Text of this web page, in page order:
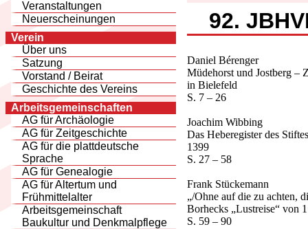
Veranstaltungen
Neuerscheinungen
Verein
Über uns
Satzung
Vorstand / Beirat
Geschichte des Vereins
Arbeitsgemeinschaften
AG für Archäologie
AG für Zeitgeschichte
AG für die plattdeutsche
Sprache
AG für Genealogie
AG für Altertum und
Frühmittelalter
Arbeitsgemeinschaft
Baukultur und Denkmalpflege
92.
Daniel Bérenger
Müdehorst und Jostberg –
in Bielefeld
S. 7 – 26
Joachim Wibbing
Das Heberegister des
1399
S. 27 – 58
Frank Stückemann
„/Ohne auf die zu achten,
Borhecks „Lustreise“ von
S. 59 – 90